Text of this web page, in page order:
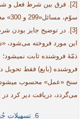
[2]. فرق بین شرط فعل و
سوّم، مسائل«299 و 300» معلوم می‌شود.
[3]. در توضیح جایز بودن
این مورد فروخته می‌شود،
ذمّۀ فروشنده ثابت
فروشنده (بایع) فقط تحویل
می‌گردد، دریافت دیر کرد
6. تسهیلات جُعاله[1] / کیفیّت عملکرد بانک در تسهیلات جُعاله ←